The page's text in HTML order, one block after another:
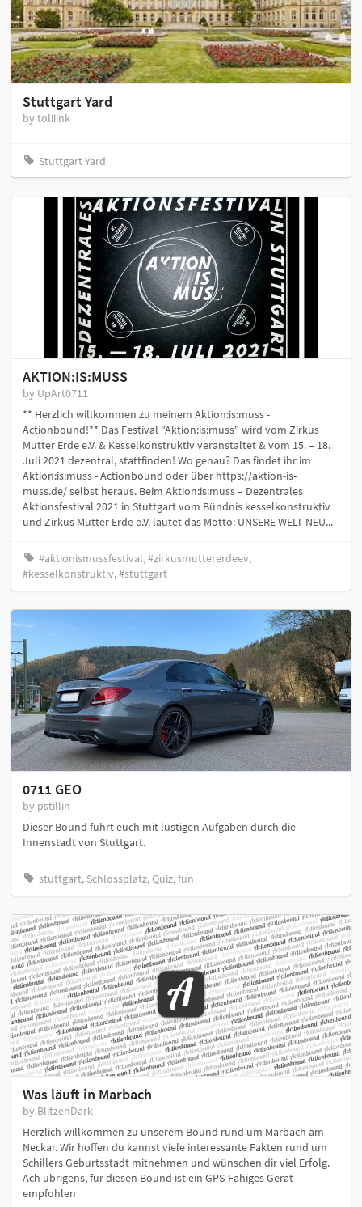
Stuttgart Yard
by toliiink
Stuttgart Yard
AKTION:IS:MUSS
by UpArt0711
** Herzlich willkommen zu meinem Aktion:is:muss -
Actionbound!** Das Festival "Aktion:is:muss" wird vom Zirkus
Mutter Erde e.V. & Kesselkonstruktiv veranstaltet & vom 15. – 18.
Juli 2021 dezentral, stattfinden! Wo genau? Das findet ihr im
Aktion:is:muss - Actionbound oder über https://aktion-is-
muss.de/ selbst heraus. Beim Aktion:is:muss – Dezentrales
Aktionsfestival 2021 in Stuttgart vom Bündnis kesselkonstruktiv
und Zirkus Mutter Erde e.V. lautet das Motto: UNSERE WELT NEU...
#aktionismussfestival, #zirkusmuttererdeev,
#kesselkonstruktiv, #stuttgart
0711 GEO
by pstillin
Dieser Bound führt euch mit lustigen Aufgaben durch die
Innenstadt von Stuttgart.
stuttgart, Schlossplatz, Quiz, fun
Was läuft in Marbach
by BlitzenDark
Herzlich willkommen zu unserem Bound rund um Marbach am
Neckar. Wir hoffen du kannst viele interessante Fakten rund um
Schillers Geburtsstadt mitnehmen und wünschen dir viel Erfolg.
Ach übrigens, für diesen Bound ist ein GPS-Fähiges Gerät
empfohlen